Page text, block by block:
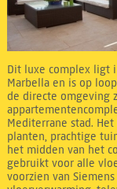
Dit luxe complex ligt
Marbella en is op
de directe omgeving
Mediterrane stad.
planten, prachtige
het midden van het
gebruikt voor alle
voorzien van